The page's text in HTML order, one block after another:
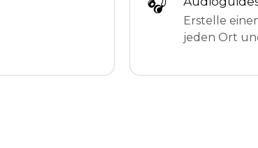
Erstelle
jeden Ort